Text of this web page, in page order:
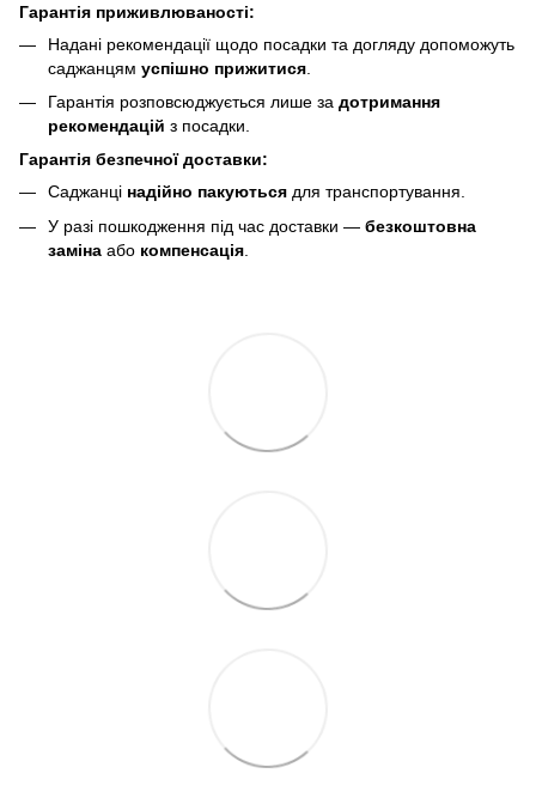
Гарантія приживлюваності:
Надані рекомендації щодо посадки та догляду допоможуть
саджанцям успішно прижитися
Гарантія розповсюджується лише за дотримання
рекомендацій з посадки.
Гарантія безпечної доставки:
Саджанці надійно пакуються для транспортування.
У разі пошкодження під час доставки — безкоштовна
заміна або компенсація